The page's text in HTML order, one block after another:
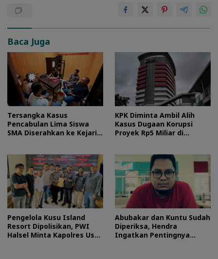
Baca Juga
Tersangka Kasus
Pencabulan Lima Siswa
SMA Diserahkan ke Kejari
KPK Diminta Ambil Alih
Kasus Dugaan Korupsi
Proyek Rp5 Miliar di
Pengelola Kusu Island
Resort Dipolisikan, PWI
Halsel Minta Kapolres Usut
Abubakar dan Kuntu Sudah
Diperiksa, Hendra
Ingatkan Pentingnya